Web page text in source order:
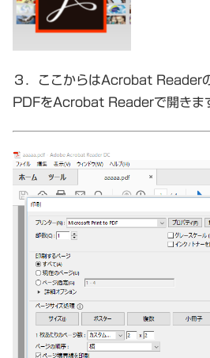
３．ここからはAcrobat Reader
PDFをAcrobat Readerで開きま